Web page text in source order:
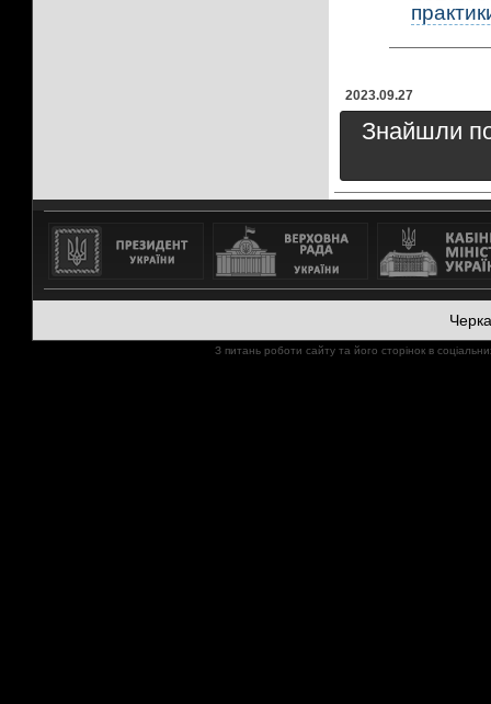
2023.09.27
Знайшли
З питань роботи сайту та його сторінок в